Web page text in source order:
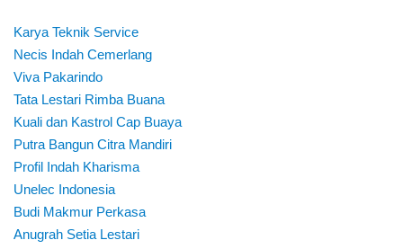
Karya Teknik Service
Necis Indah Cemerlang
Viva Pakarindo
Tata Lestari Rimba Buana
Kuali dan Kastrol Cap Buaya
Putra Bangun Citra Mandiri
Profil Indah Kharisma
Unelec Indonesia
Budi Makmur Perkasa
Anugrah Setia Lestari